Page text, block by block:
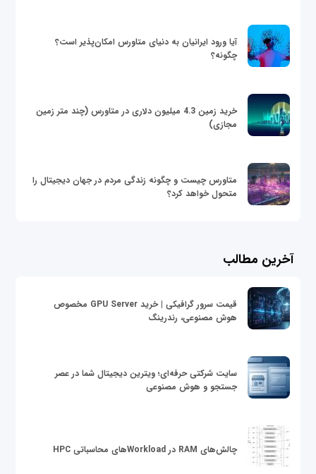
آیا ورود ایرانیان به دنیای متاورس امکان‌پذیر است؟
چگونه؟
خرید زمین 4.3 میلیون دلاری در متاورس (چند متر زمین
مجازی)
متاورس چیست و چگونه زندگی مردم در جهان دیجیتال را
متحول خواهد کرد؟
آخرین مطالب
قیمت سرور گرافیکی | خرید GPU Server مخصوص
هوش مصنوعی، رندرینگ
سایت شرکتی حرفه‌ای؛ ویترین دیجیتال شما در عصر
جستجو و هوش مصنوعی
چالش‌های RAM در Workloadهای محاسباتی HPC